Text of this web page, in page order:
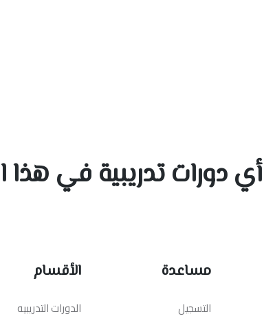
أي دورات تدريبية في
مساعدة
التسجيل
الأقسام
الدورات التدريبيه